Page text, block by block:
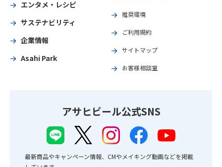
エンタメ・レシピ
サステナビリティ
企業情報
Asahi Park
推奨環境
ご利用規約
サイトマップ
お客様相談室
アサヒビール公式SNS
最新商品やキャンペーン情報、CMやメイキング動画などを掲載